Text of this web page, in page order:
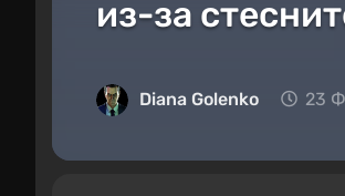
из-за
Diana Golenko 23